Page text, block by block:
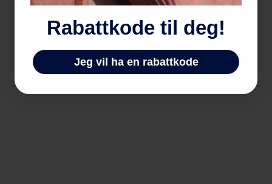
Privat Bedrift
Rabattkode til deg!
Jeg vil ha en rabattkode